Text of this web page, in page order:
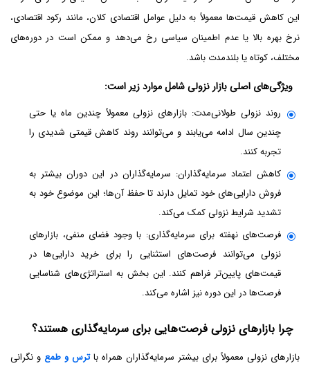
این کاهش قیمت‌ها معمولاً به دلیل عوامل اقتصادی کلان، مانند رکود اقتصادی،
نرخ بهره بالا یا عدم اطمینان سیاسی رخ می‌دهد و ممکن است در دوره‌های
مختلف، کوتاه یا بلندمدت باشد.
ویژگی‌های اصلی بازار نزولی شامل موارد زیر است:
روند نزولی طولانی‌مدت: بازارهای نزولی معمولاً چندین ماه یا حتی
چندین سال ادامه می‌یابند و می‌توانند روند کاهش قیمتی شدیدی را
تجربه کنند.
کاهش اعتماد سرمایه‌گذاران: سرمایه‌گذاران در این دوران بیشتر به
فروش دارایی‌های خود تمایل دارند تا حفظ آن‌ها؛ این موضوع خود به
تشدید شرایط نزولی کمک می‌کند.
فرصت‌های نهفته برای سرمایه‌گذاری: با وجود فضای منفی، بازارهای
نزولی می‌توانند فرصت‌های استثنایی را برای خرید دارایی‌ها در
قیمت‌های پایین‌تر فراهم کنند. این بخش به استراتژی‌های شناسایی
فرصت‌ها در این دوره نیز اشاره می‌کند.
چرا بازارهای نزولی فرصت‌هایی برای سرمایه‌گذاری هستند؟
بازارهای نزولی معمولاً برای بیشتر سرمایه‌گذاران همراه باترس و طمع و نگرانی